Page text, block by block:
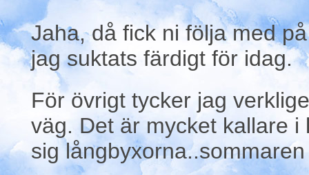
Jaha, då fick ni följa med
jag suktats färdigt för idag.
För övrigt tycker jag
väg. Det är mycket kallare
sig